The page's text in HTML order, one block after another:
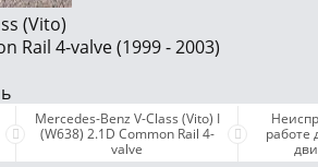
по Дизелю
авто
и оплата услуг
(Vito)
Rail 4-valve (1999 - 2003)
Mercedes-Benz V-Class (Vito) I
(W638) 2.1D Common Rail 4-
valve
работе